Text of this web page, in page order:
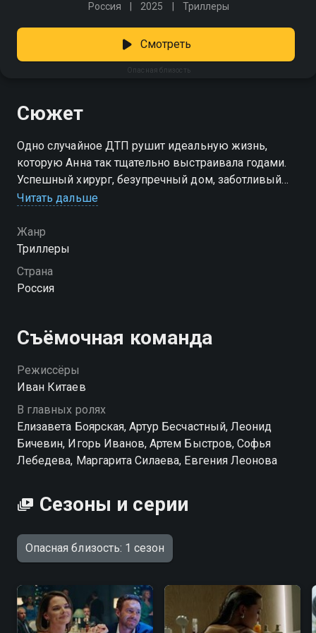
Россия 2025 Триллеры
Опасная близость
Смотреть
Сюжет
Одно случайное ДТП рушит идеальную жизнь,
которую Анна так тщательно выстраивала годами.
Успешный хирург, безупречный дом, заботливый
муж — всё это оказывается красивой ширмой. В её
бунтующей дочери Сони. Но именно в ту ночь всё
меняется: её супруг Виктор оказывается в машине с
любовницей. Измена, боль, гнев — Анна больше не
собирается молчать. Пока она планирует ответный
Всплывают старые обиды, скрытые связи и личные
драмы. Идеальных больше не осталось — каждый
окажется на грани. «Опасная близость» — смотрите
онлайн в хорошем качестве.
Читать дальше
Жанр
Триллеры
Страна
Россия
Съёмочная команда
Режиссёры
Иван Китаев
В главных ролях
Елизавета Боярская, Артур Бесчастный, Леонид
Бичевин, Игорь Иванов, Артем Быстров, Софья
Лебедева, Маргарита Силаева, Евгения Леонова
Сезоны и серии
Опасная близость: 1 сезон